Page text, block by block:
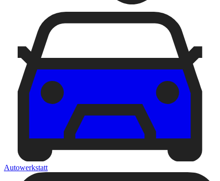
Autowerkstatt